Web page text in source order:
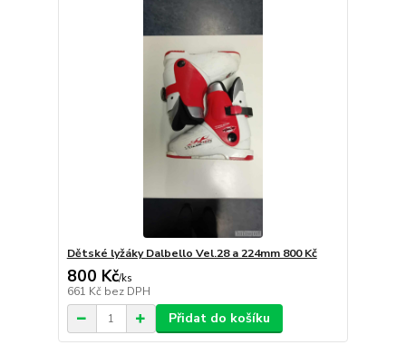
Dětské lyžáky Dalbello Vel.28 a 224mm 800 Kč
800 Kč/ks
661 Kč bez DPH
Přidat do košíku